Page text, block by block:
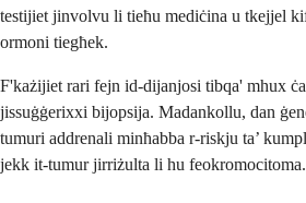
testijiet jinvolvu li tieħu mediċina u tkejjel
ormoni tiegħek.
F'każijiet rari fejn id-dijanjosi tibqa' mhux
jissuġġerixxi bijopsija. Madankollu, dan
tumuri addrenali minħabba r-riskju ta’
jekk it-tumur jirriżulta li hu feokromocitoma.